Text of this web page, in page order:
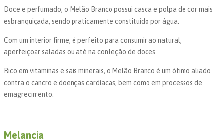
Doce e perfumado, o Melão Branco possui casca e polpa de cor mais
esbranquiçada, sendo praticamente constituído por água.
Com um interior firme, é perfeito para consumir ao natural,
aperfeiçoar saladas ou até na confeção de doces.
Rico em vitaminas e sais minerais, o Melão Branco é um ótimo aliado
contra o cancro e doenças cardíacas, bem como em processos de
emagrecimento.
Melancia